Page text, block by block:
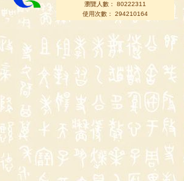
瀏覽人數： 80222311
使用次數： 294210164